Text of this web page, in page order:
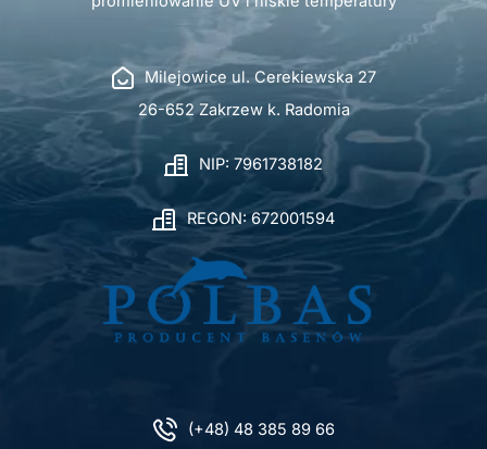
Milejowice ul. Cerekiewska 27
26-652 Zakrzew k. Radomia
NIP: 7961738182
REGON: 672001594
(+48) 48 385 89 66